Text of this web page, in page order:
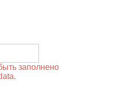
заполнено